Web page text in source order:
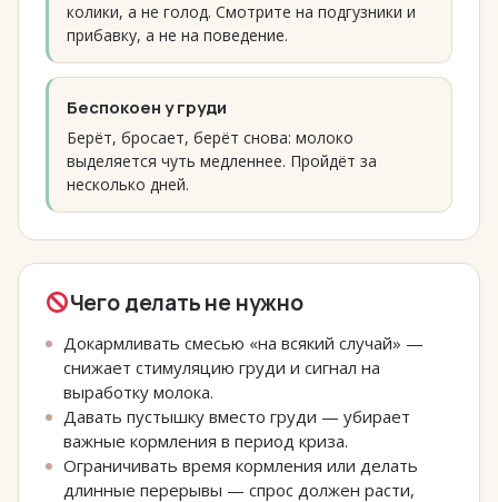
колики, а не голод. Смотрите на подгузники и
прибавку, а не на поведение.
Беспокоен у груди
Берёт, бросает, берёт снова: молоко
выделяется чуть медленнее. Пройдёт за
несколько дней.
Чего делать не нужно
Докармливать смесью «на всякий случай» —
снижает стимуляцию груди и сигнал на
выработку молока.
Давать пустышку вместо груди — убирает
важные кормления в период криза.
Ограничивать время кормления или делать
длинные перерывы — спрос должен расти,